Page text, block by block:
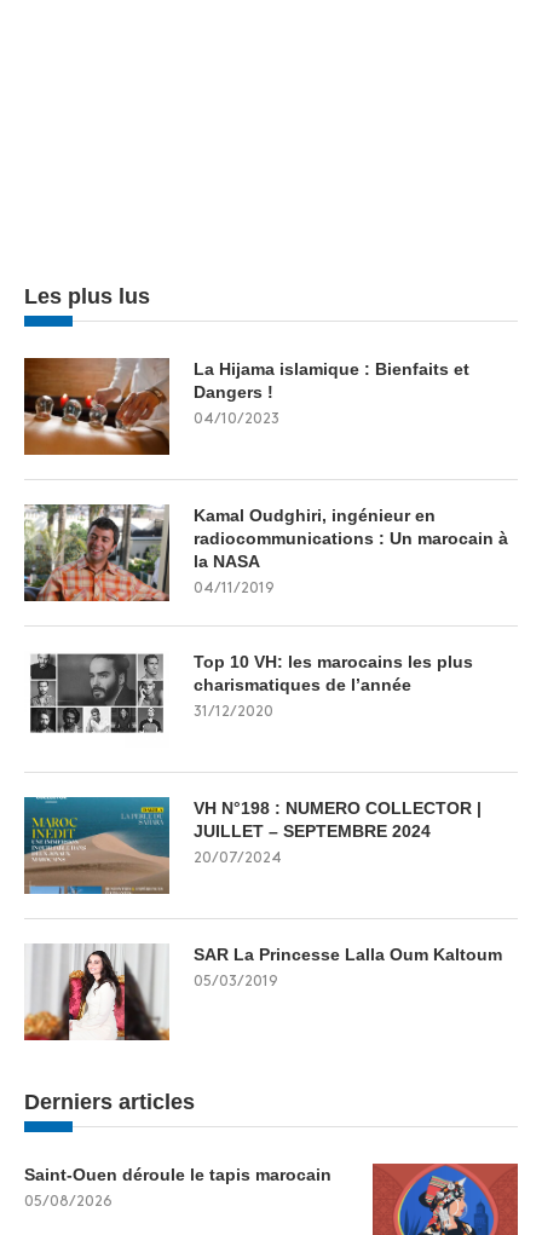
Les plus lus
La Hijama islamique : Bienfaits et
Dangers !
04/10/2023
Kamal Oudghiri, ingénieur en
radiocommunications : Un marocain à
la NASA
04/11/2019
Top 10 VH: les marocains les plus
charismatiques de l’année
31/12/2020
VH N°198 : NUMERO COLLECTOR |
JUILLET – SEPTEMBRE 2024
20/07/2024
SAR La Princesse Lalla Oum Kaltoum
05/03/2019
Derniers articles
Saint-Ouen déroule le tapis marocain
05/08/2026